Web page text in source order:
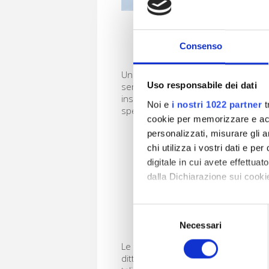
Consenso
Uso responsabile dei dati
Noi e i nostri 1022 partner
cookie per memorizzare e
personalizzati, misurare gli
chi utilizza i vostri dati e per
digitale in cui avete
dalla Dichiarazione sui
Con il tuo consenso,
raccogliere
Approfondisci come
Necessari
CONSULENZA
Uno staff tecnico esperto ed
sempre al vostro servizio per
insieme progetti sulla
specifiche esigenze richieste.
INSTALLAZIONE
Le operazioni di montaggio sono
ditte specializzate del settore. La